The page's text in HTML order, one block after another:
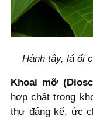
Hành tây, lá ổi
Khoai mỡ
hợp chất trong
thư đáng kể, ức